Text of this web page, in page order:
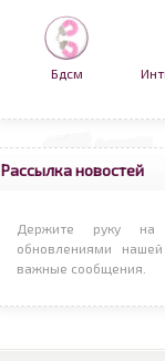
Бдсм
Рассылка новостей
Держите руку на
обновлениями
важные сообщения.